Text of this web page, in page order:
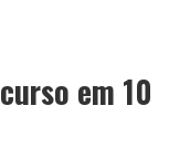
em 10